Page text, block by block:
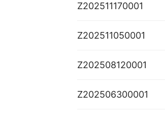
Z202511170001
Z202511050001
Z202508120001
Z202506300001